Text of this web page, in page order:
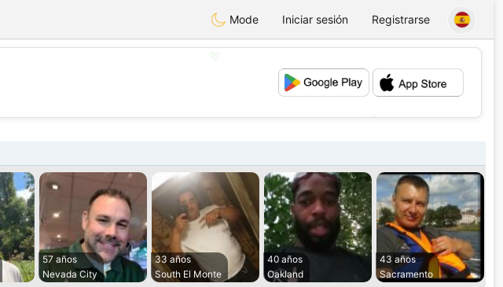
Mode Iniciar sesión Registrarse
💕
57 años
Nevada City
33 años
South El Monte
40 años
Oakland
43 años
Sacramento